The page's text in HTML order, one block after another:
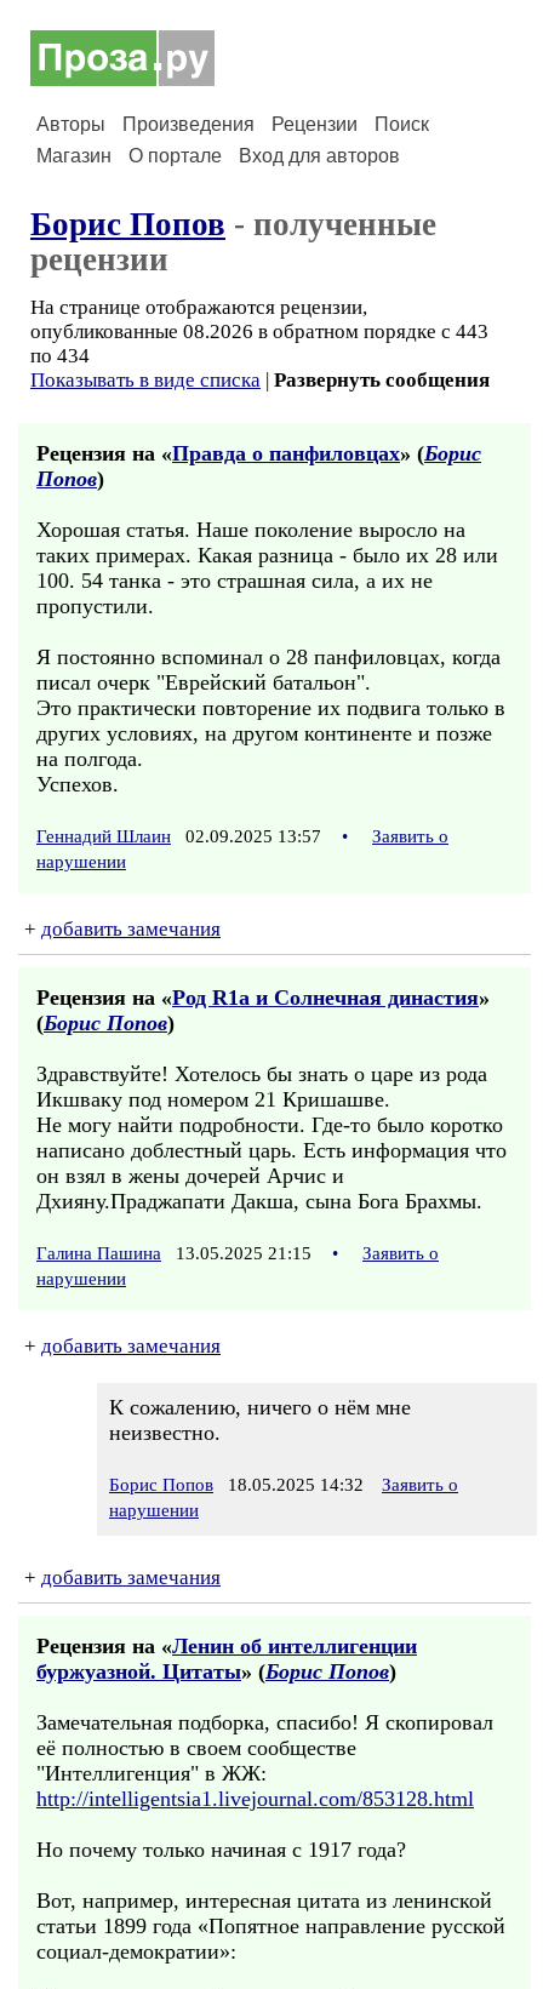
Авторы Произведения Рецензии
Поиск
Магазин
О портале Вход для авторов
Борис Попов - полученные
рецензии
На странице отображаются рецензии,
опубликованные 08.2026 в обратном порядке с 443
по 434
Показывать в виде списка | Развернуть сообщения
Рецензия на «Правда о панфиловцах» (Борис
Попов)
Хорошая статья. Наше поколение выросло на
таких примерах. Какая разница - было их 28 или
100. 54 танка - это страшная сила, а их не
пропустили.
Я постоянно вспоминал о 28 панфиловцах, когда
писал очерк "Еврейский батальон".
Это практически повторение их подвига только в
других условиях, на другом континенте и позже
на полгода.
Успехов.
Геннадий Шлаин 02.09.2025 13:57 •
Заявить о
нарушении
+ добавить замечания
Рецензия на «Род R1a и Солнечная династия»
(Борис Попов)
Здравствуйте! Хотелось бы знать о царе из рода
Икшваку под номером 21 Кришашве.
Не могу найти подробности. Где-то было коротко
написано доблестный царь. Есть информация что
он взял в жены дочерей Арчис и
Дхияну.Праджапати Дакша, сына Бога Брахмы.
Галина Пашина 13.05.2025 21:15 •
Заявить о
нарушении
+ добавить замечания
К сожалению, ничего о нём мне
неизвестно.
Борис Попов 18.05.2025 14:32
Заявить о
нарушении
+ добавить замечания
Рецензия на «Ленин об интеллигенции
буржуазной. Цитаты» (Борис Попов)
Замечательная подборка, спасибо! Я скопировал
её полностью в своем сообществе
"Интеллигенция" в ЖЖ:
http://intelligentsia1.livejournal.com/853128.html
Но почему только начиная с 1917 года?
Вот, например, интересная цитата из ленинской
статьи 1899 года «Попятное направление русской
социал-демократии»: